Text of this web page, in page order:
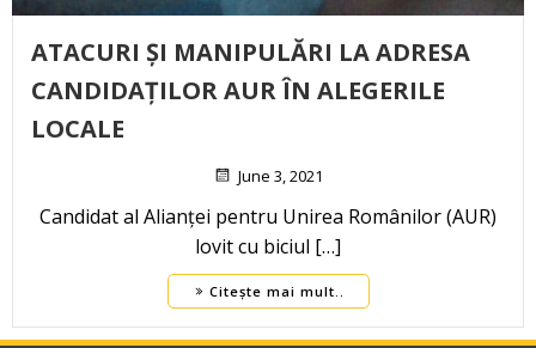
ATACURI ȘI MANIPULĂRI LA ADRESA
CANDIDAȚILOR AUR ÎN ALEGERILE
LOCALE
June 3, 2021
Candidat al Alianței pentru Unirea Românilor (AUR)
lovit cu biciul […]
Citește mai mult..